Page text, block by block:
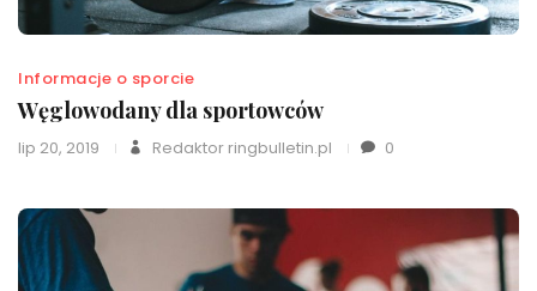
Informacje o sporcie
Węglowodany dla sportowców
lip 20, 2019 Redaktor ringbulletin.pl 0